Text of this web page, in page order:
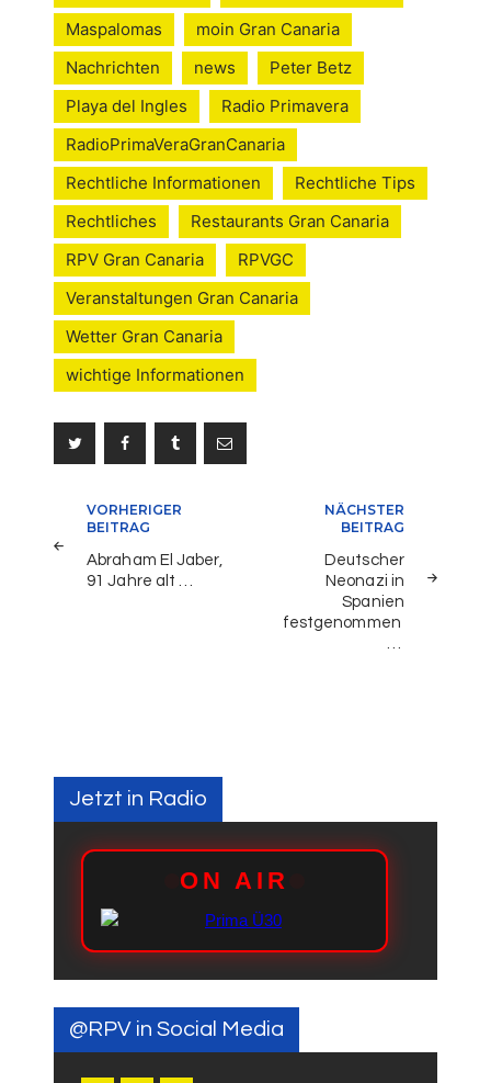
Maspalomas
moin Gran Canaria
Nachrichten
news
Peter Betz
Playa del Ingles
Radio Primavera
RadioPrimaVeraGranCanaria
Rechtliche Informationen
Rechtliche Tips
Rechtliches
Restaurants Gran Canaria
RPV Gran Canaria
RPVGC
Veranstaltungen Gran Canaria
Wetter Gran Canaria
wichtige Informationen
Beitragsnavigation
VORHERIGER
BEITRAG
Abraham El Jaber,
91 Jahre alt …
NÄCHSTER
BEITRAG
Deutscher
Neonazi in
Spanien
festgenommen
…
Jetzt in Radio
@RPV in Social Media